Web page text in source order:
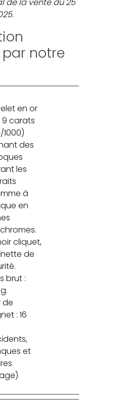
notre
en or
9 carats
1000)
des
les
à
en
cliquet,
de
brut :
de
: 16
et